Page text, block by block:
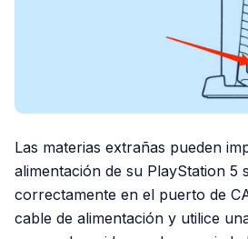
Las materias extrañas pueden
alimentación de su PlayStation 5
correctamente en el puerto de
cable de alimentación y utilice